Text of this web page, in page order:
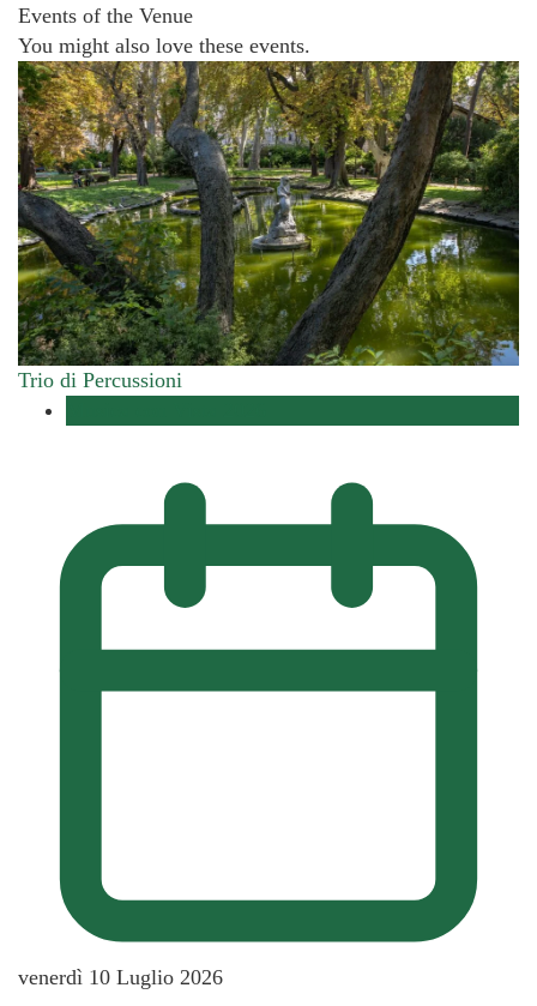
Events of the Venue
You might also love these events.
Trio di Percussioni
venerdì 10 Luglio 2026